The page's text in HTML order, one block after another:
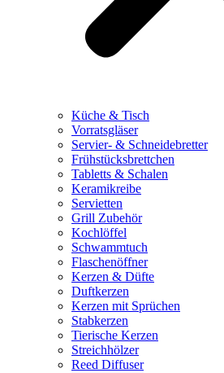
Küche & Tisch
Vorratsgläser
Servier- & Schneidebretter
Frühstücksbrettchen
Tabletts & Schalen
Keramikreibe
Servietten
Grill Zubehör
Kochlöffel
Schwammtuch
Flaschenöffner
Kerzen & Düfte
Duftkerzen
Kerzen mit Sprüchen
Stabkerzen
Tierische Kerzen
Streichhölzer
Reed Diffuser